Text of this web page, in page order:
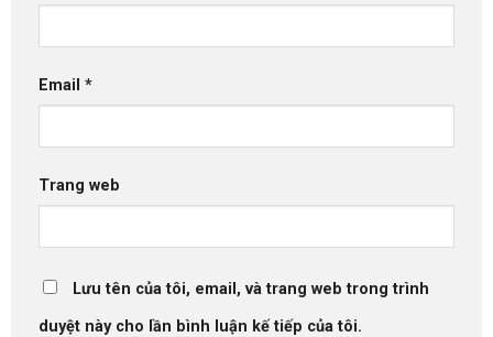
Email *
Trang web
Lưu tên của tôi, email, và trang web trong trình
duyệt này cho lần bình luận kế tiếp của tôi.